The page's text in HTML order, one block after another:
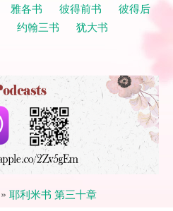
雅各书 彼得前书
彼得后
约翰三书
犹大书
» 耶利米书 第三十章